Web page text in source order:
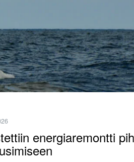
energiaremontti